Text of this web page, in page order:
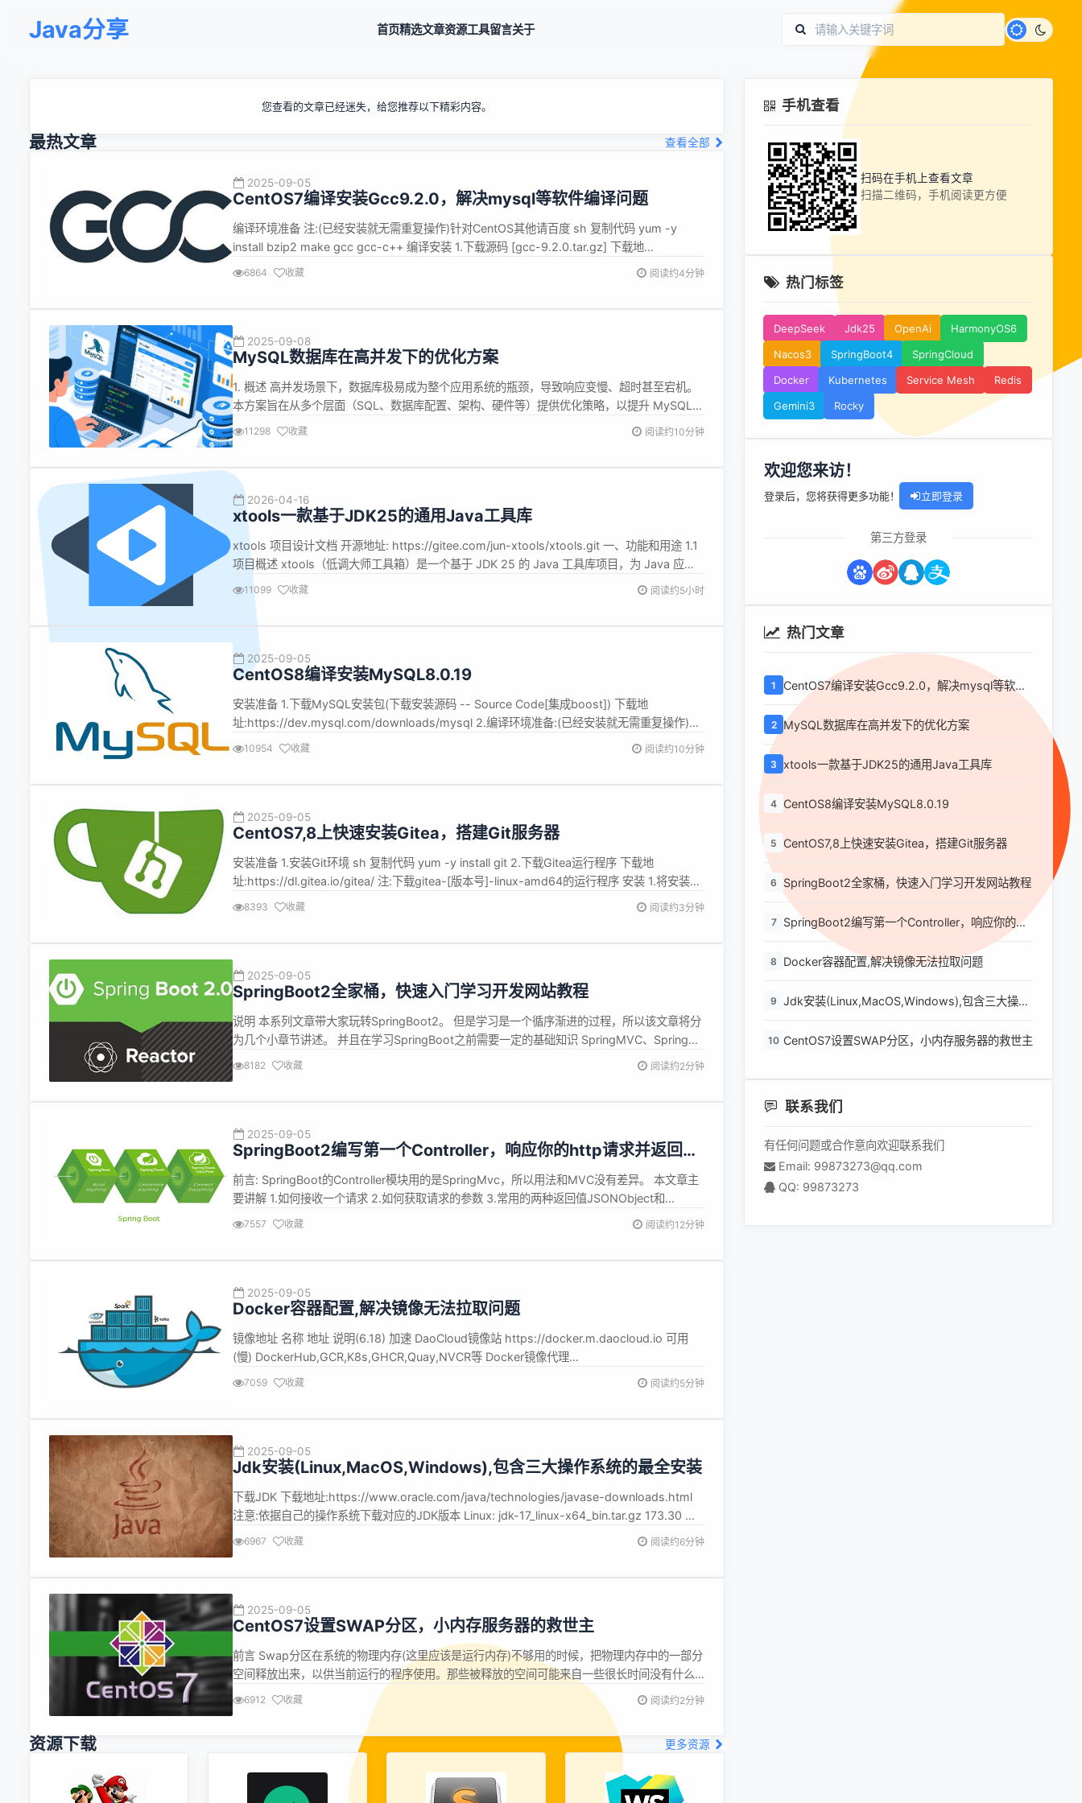
Java分享 首页精选文章资源工具留言关于
您查看的文章已经迷失，给您推荐以下精彩内容。
最热文章 查看全部
2025-09-05
CentOS7编译安装Gcc9.2.0，解决mysql等软件编译问题
编译环境准备 注:(已经安装就无需重复操作)针对CentOS其他请百度 sh 复制代码 yum -y
install bzip2 make gcc gcc-c++ 编译安装 1.下载源码 [gcc-9.2.0.tar.gz] 下载地
址:https://mirrors.cnnic.cn/gnu/gcc 2.解压到目录 如:/data0/cmake/gcc-9....
6864 收藏 阅读约4分钟
2025-09-08
MySQL数据库在高并发下的优化方案
1. 概述 高并发场景下，数据库极易成为整个应用系统的瓶颈，导致响应变慢、超时甚至宕机。
本方案旨在从多个层面（SQL、数据库配置、架构、硬件等）提供优化策略，以提升 MySQL
在高并发环境下的性能、稳定性和扩展性。 2. SQL 语句及索引优化 (最有效、成本最低) 2.1 避
11298 收藏 阅读约10分钟
2026-04-16
xtools一款基于JDK25的通用Java工具库
xtools 项目设计文档 开源地址: https://gitee.com/jun-xtools/xtools.git 一、功能和用途 1.1
项目概述 xtools（低调大师工具箱）是一个基于 JDK 25 的 Java 工具库项目，为 Java 应用
开发提供通用的工具方法和基础组件支持。 项目信息 说明 项目名称 xtools 项目版本 5.0.0 父
11099 收藏 阅读约5小时
2025-09-05
CentOS8编译安装MySQL8.0.19
安装准备 1.下载MySQL安装包(下载安装源码 -- Source Code[集成boost]) 下载地
址:https://dev.mysql.com/downloads/mysql 2.编译环境准备:(已经安装就无需重复操作)针
对CentOS其他请百度 sh 复制代码 dnf install -y make cmake gcc gcc-c++ ncurs...
10954 收藏 阅读约10分钟
2025-09-05
CentOS7,8上快速安装Gitea，搭建Git服务器
安装准备 1.安装Git环境 sh 复制代码 yum -y install git 2.下载Gitea运行程序 下载地
址:https://dl.gitea.io/gitea/ 注:下载gitea-[版本号]-linux-amd64的运行程序 安装 1.将安装包
上传至指定目录 如:/data0/gitea/gitea-linux-amd64 2.重命名安装包 ...
8393 收藏 阅读约3分钟
2025-09-05
SpringBoot2全家桶，快速入门学习开发网站教程
说明 本系列文章带大家玩转SpringBoot2。 但是学习是一个循序渐进的过程，所以该文章将分
为几个小章节讲述。 并且在学习SpringBoot之前需要一定的基础知识 SpringMVC、Spring、
MyBatis基础知识 Maven MySQL、Redis 本文章代码建立的环境基础 注:由于环境不同可能会
8182 收藏 阅读约2分钟
2025-09-05
SpringBoot2编写第一个Controller，响应你的http请求并返回结
果
前言: SpringBoot的Controller模块用的是SpringMvc，所以用法和MVC没有差异。 本文章主
要讲解 1.如何接收一个请求 2.如何获取请求的参数 3.常用的两种返回值JSONObject和
ModelAndView 4.GET请求和POST请求 5.获取路径参数 6.HttpServletRequest和
7557 收藏 阅读约12分钟
2025-09-05
Docker容器配置,解决镜像无法拉取问题
镜像地址 名称 地址 说明(6.18) 加速 DaoCloud镜像站 https://docker.m.daocloud.io 可用
(慢) DockerHub,GCR,K8s,GHCR,Quay,NVCR等 Docker镜像代理
https://dockerproxy.com 屏蔽 DockerHub,GCR,K8s,GHCR 百度云 https://mir...
7059 收藏 阅读约5分钟
2025-09-05
Jdk安装(Linux,MacOS,Windows),包含三大操作系统的最全安装
下载JDK 下载地址:https://www.oracle.com/java/technologies/javase-downloads.html
注意:依据自己的操作系统下载对应的JDK版本 Linux: jdk-17_linux-x64_bin.tar.gz 173.30 MB
MacOS: jdk-17_macos-x64_bin.tar.gz 170...
6967 收藏 阅读约6分钟
2025-09-05
CentOS7设置SWAP分区，小内存服务器的救世主
前言 Swap分区在系统的物理内存(这里应该是运行内存)不够用的时候，把物理内存中的一部分
空间释放出来，以供当前运行的程序使用。那些被释放的空间可能来自一些很长时间没有什么
操作的程序，这些被释放的空间被临时保存到Swap分区中，等到那些程序要运行时，再从
Swap分区中恢复保存的数据到内存中。 设置 1.添加SWAP分区 sh 复制代码 cd / &amp;&...
6912 收藏 阅读约2分钟
资源下载 更多资源
手机查看
扫码在手机上查看文章
扫描二维码，手机阅读更方便
热门标签
DeepSeek Jdk25 OpenAi
HarmonyOS6
Nacos3
SpringBoot4
SpringCloud
Docker
Kubernetes Service Mesh
Redis
Gemini3
Rocky
欢迎您来访！
登录后，您将获得更多功能！ 立即登录
第三方登录
热门文章
1
CentOS7编译安装Gcc9.2.0，解决mysql等软件
编译问题
2 MySQL数据库在高并发下的优化方案
3 xtools一款基于JDK25的通用Java工具库
4 CentOS8编译安装MySQL8.0.19
5 CentOS7,8上快速安装Gitea，搭建Git服务器
6 SpringBoot2全家桶，快速入门学习开发网站教程
7
SpringBoot2编写第一个Controller，响应你的
http请求并返回结果
8 Docker容器配置,解决镜像无法拉取问题
9 Jdk安装(Linux,MacOS,Windows),包含三大操作
10 CentOS7设置SWAP分区，小内存服务器的救世主
联系我们
有任何问题或合作意向欢迎联系我们
Email: 99873273@qq.com
QQ: 99873273